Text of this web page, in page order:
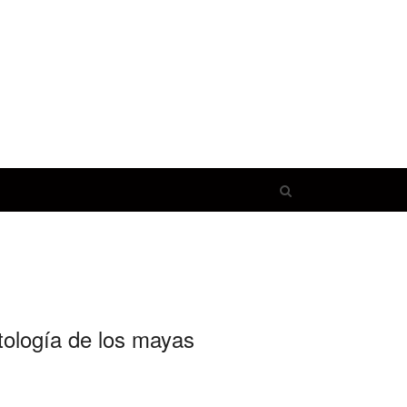
search
de los mayas